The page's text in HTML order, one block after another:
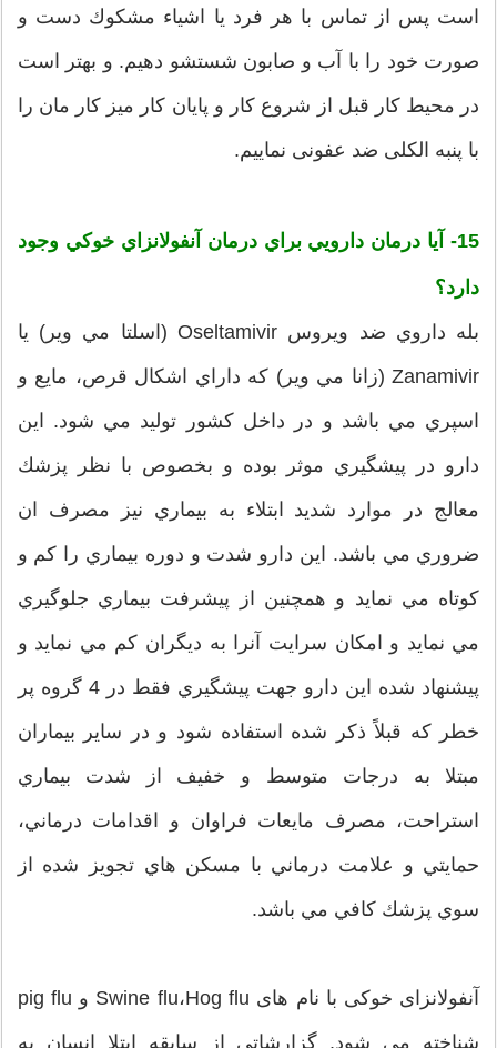
است پس از تماس با هر فرد يا اشیاء مشكوك دست و
صورت خود را با آب و صابون شستشو دهيم. و بهتر است
در محیط کار قبل از شروع کار و پایان کار میز کار مان را
با پنبه الکلی ضد عفونی نماییم.
15- آيا درمان دارويي براي درمان آنفولانزاي خوكي وجود
دارد؟
بله داروي ضد ويروس Oseltamivir (اسلتا مي وير) يا
Zanamivir (زانا مي وير) كه داراي اشكال قرص، مايع و
اسپري مي باشد و در داخل كشور توليد مي شود. اين
دارو در پيشگيري موثر بوده و بخصوص با نظر پزشك
معالج در موارد شديد ابتلاء به بيماري نيز مصرف ان
ضروري مي باشد. اين دارو شدت و دوره بيماري را كم و
كوتاه مي نمايد و همچنين از پيشرفت بيماري جلوگيري
مي نمايد و امكان سرايت آنرا به ديگران كم مي نمايد و
پيشنهاد شده اين دارو جهت پيشگيري فقط در 4 گروه پر
خطر كه قبلاً ذكر شده استفاده شود و در ساير بيماران
مبتلا به درجات متوسط و خفيف از شدت بيماري
استراحت، مصرف مايعات فراوان و اقدامات درماني،
حمايتي و علامت درماني با مسكن هاي تجويز شده از
سوي پزشك كافي مي باشد.
آنفولانزای خوكی با نام های Swine flu،Hog flu و pig flu
شناخته می شود. گزارشاتی از سابقه ابتلا انسان به